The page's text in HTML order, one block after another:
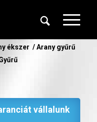
ékszer / Arany gyűrű
vállalunk